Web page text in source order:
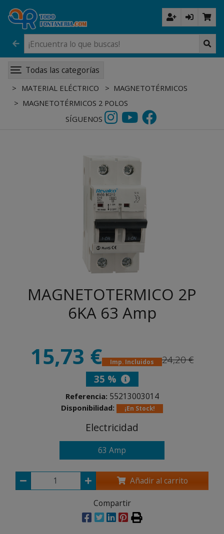
Todas las categorías
MATERIAL ELÉCTRICO
MAGNETOTÉRMICOS
MAGNETOTÉRMICOS 2 POLOS
SÍGUENOS
MAGNETOTERMICO 2P
6KA 63 Amp
15,73 € Imp. Incluidos
24,20 €
35 %
Referencia: 55213003014
Disponibilidad: ¡En Stock!
Electricidad
63 Amp
Añadir al carrito
Compartir